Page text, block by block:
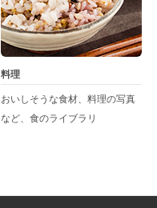
料理
おいしそうな食材、料理の写真
など、食のライブラリ